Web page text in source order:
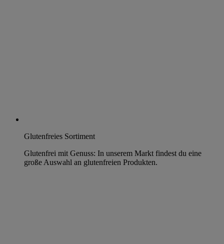
Glutenfreies Sortiment
Glutenfrei mit Genuss: In unserem Markt findest du eine
große Auswahl an glutenfreien Produkten.